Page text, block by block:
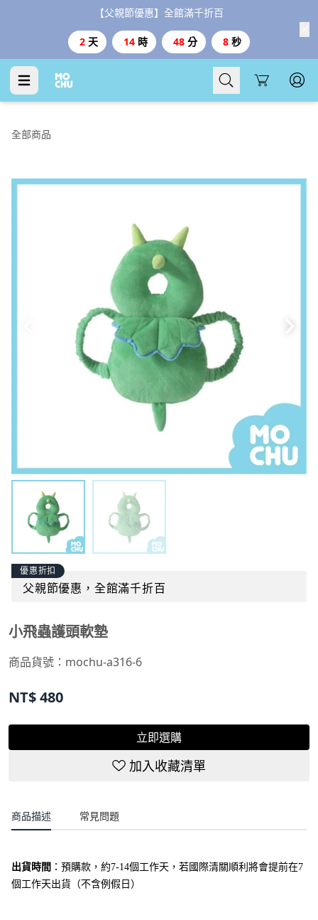
【父親節優惠】全館滿千折百
2 天 14 時 48 分 8 秒
Cart
全部商品
優惠折扣
父親節優惠，全館滿千折百
小飛蟲護頭軟墊
商品貨號：mochu-a316-6
NT$480
立即選購
加入收藏清單
商品描述 常見問題
出貨時間 ： 預購款，約7-14個工作天，若國際清關順利將會提前在7
個工作天出貨（不含例假日）